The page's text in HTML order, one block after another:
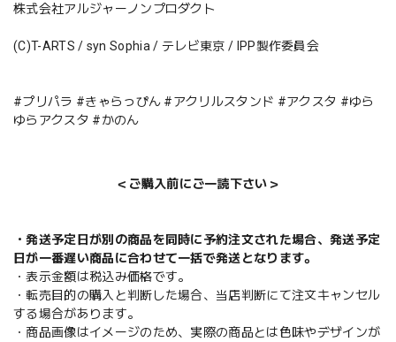
株式会社アルジャーノンプロダクト
(C)T-ARTS / syn Sophia / テレビ東京 / IPP製作委員会
#プリパラ #きゃらっぴん #アクリルスタンド #アクスタ #ゆら
ゆらアクスタ #かのん
＜ご購入前にご一読下さい＞
・発送予定日が別の商品を同時に予約注文された場合、発送予定
日が一番遅い商品に合わせて一括で発送となります。
・表示金額は税込み価格です。
・転売目的の購入と判断した場合、当店判断にて注文キャンセル
する場合があります。
・商品画像はイメージのため、実際の商品とは色味やデザインが